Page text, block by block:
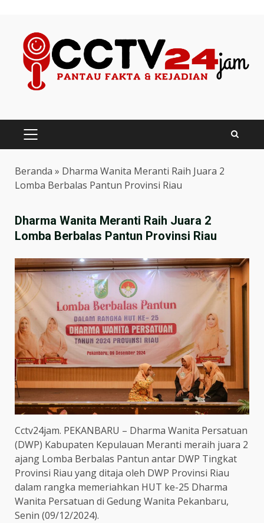
content
PRIMARY
MENU
Beranda » Dharma Wanita Meranti Raih Juara 2
Lomba Berbalas Pantun Provinsi Riau
Dharma Wanita Meranti Raih Juara 2
Lomba Berbalas Pantun Provinsi Riau
Cctv24jam. PEKANBARU – Dharma Wanita Persatuan
(DWP) Kabupaten Kepulauan Meranti meraih juara 2
ajang Lomba Berbalas Pantun antar DWP Tingkat
Provinsi Riau yang ditaja oleh DWP Provinsi Riau
dalam rangka memeriahkan HUT ke-25 Dharma
Wanita Persatuan di Gedung Wanita Pekanbaru,
Senin (09/12/2024).